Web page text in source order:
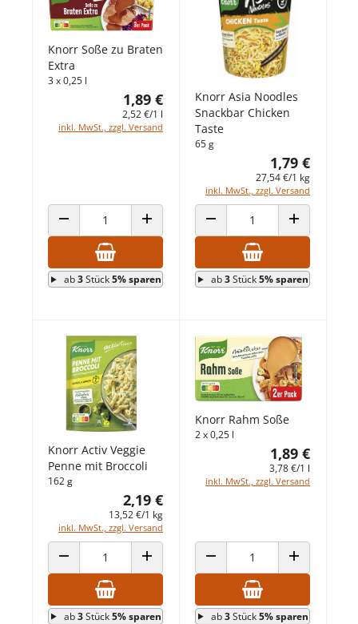
Knorr Soße zu Braten
Extra
3 x 0,25 l
1,89 €
2,52 €/1 l
inkl. MwSt., zzgl. Versand
ANZAHL VERRINGERNANZAHL ERHÖHEN
ab3Stück5% sparen
Knorr Asia Noodles
Snackbar Chicken
Taste
65 g
1,79 €
27,54 €/1 kg
inkl. MwSt., zzgl. Versand
ANZAHL VERRINGERNANZAHL
ab3Stück5% sparen
Knorr Activ Veggie
Penne mit Broccoli
162 g
2,19 €
13,52 €/1 kg
inkl. MwSt., zzgl. Versand
ANZAHL VERRINGERNANZAHL ERHÖHEN
ab3Stück5% sparen
Knorr Rahm Soße
2 x 0,25 l
1,89 €
3,78 €/1 l
inkl. MwSt., zzgl. Versand
ANZAHL VERRINGERNANZAHL
ab3Stück5% sparen